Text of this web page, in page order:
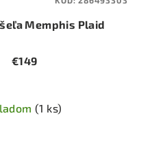
Memphis Plaid
€149
(1 ks)